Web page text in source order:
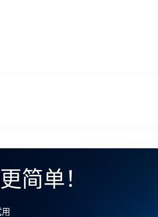
简单！